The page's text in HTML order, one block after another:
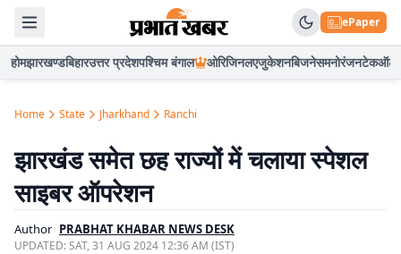
ePaper
होमझारखण्डबिहारउत्तर प्रदेशपश्चिम बंगाल ओरिजिनलएजुकेशनबिजनेसमनोरंजनटेकऑटो
Home State Jharkhand Ranchi
झारखंड समेत छह राज्यों में चलाया स्पेशल
साइबर ऑपरेशन
Author PRABHAT KHABAR NEWS DESK
UPDATED:SAT, 31 AUG 2024 12:36 AM (IST)